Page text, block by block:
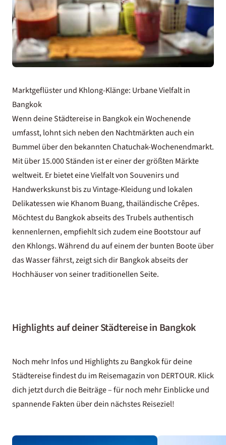
Marktgeflüster und Khlong-Klänge: Urbane Vielfalt in
Bangkok
Wenn deine Städtereise in Bangkok ein Wochenende
umfasst, lohnt sich neben den Nachtmärkten auch ein
Bummel über den bekannten Chatuchak-Wochenendmarkt.
Mit über 15.000 Ständen ist er einer der größten Märkte
weltweit. Er bietet eine Vielfalt von Souvenirs und
Handwerkskunst bis zu Vintage-Kleidung und lokalen
Delikatessen wie Khanom Buang, thailändische Crêpes.
Möchtest du Bangkok abseits des Trubels authentisch
kennenlernen, empfiehlt sich zudem eine Bootstour auf
den Khlongs. Während du auf einem der bunten Boote über
das Wasser fährst, zeigt sich dir Bangkok abseits der
Hochhäuser von seiner traditionellen Seite.
Highlights auf deiner Städtereise in Bangkok
Noch mehr Infos und Highlights zu Bangkok für deine
Städtereise findest du im Reisemagazin von DERTOUR. Klick
dich jetzt durch die Beiträge – für noch mehr Einblicke und
spannende Fakten über dein nächstes Reiseziel!